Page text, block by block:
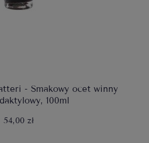
- Smakowy ocet winny
100ml
54,00 zł